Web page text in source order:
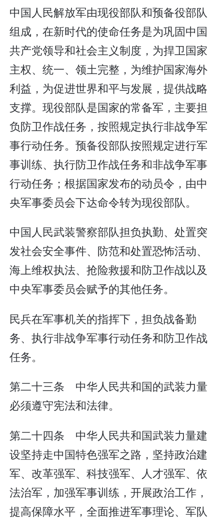
中国人民解放军由现役部队和预备役部队
组成，在新时代的使命任务是为巩固中国
共产党领导和社会主义制度，为捍卫国家
主权、统一、领土完整，为维护国家海外
利益，为促进世界和平与发展，提供战略
支撑。现役部队是国家的常备军，主要担
负防卫作战任务，按照规定执行非战争军
事行动任务。预备役部队按照规定进行军
事训练、执行防卫作战任务和非战争军事
行动任务；根据国家发布的动员令，由中
央军事委员会下达命令转为现役部队。
中国人民武装警察部队担负执勤、处置突
发社会安全事件、防范和处置恐怖活动、
海上维权执法、抢险救援和防卫作战以及
中央军事委员会赋予的其他任务。
民兵在军事机关的指挥下，担负战备勤
务、执行非战争军事行动任务和防卫作战
任务。
第二十三条 中华人民共和国的武装力量
必须遵守宪法和法律。
第二十四条 中华人民共和国武装力量建
设坚持走中国特色强军之路，坚持政治建
军、改革强军、科技强军、人才强军、依
法治军，加强军事训练，开展政治工作，
提高保障水平，全面推进军事理论、军队